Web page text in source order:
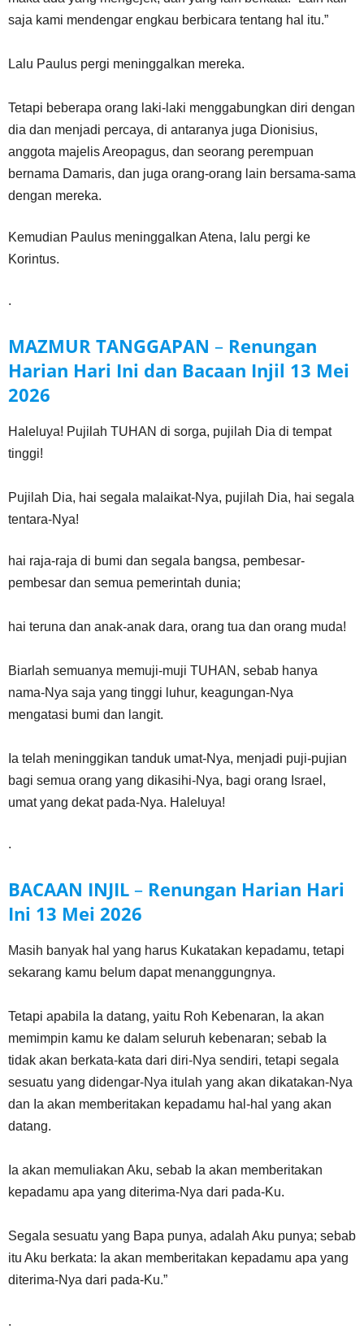
saja kami mendengar engkau berbicara tentang hal itu.”
Lalu Paulus pergi meninggalkan mereka.
Tetapi beberapa orang laki-laki menggabungkan diri dengan
dia dan menjadi percaya, di antaranya juga Dionisius,
anggota majelis Areopagus, dan seorang perempuan
bernama Damaris, dan juga orang-orang lain bersama-sama
dengan mereka.
Kemudian Paulus meninggalkan Atena, lalu pergi ke
Korintus.
.
MAZMUR TANGGAPAN – Renungan
Harian Hari Ini dan Bacaan Injil 13 Mei
2026
Haleluya! Pujilah TUHAN di sorga, pujilah Dia di tempat
tinggi!
Pujilah Dia, hai segala malaikat-Nya, pujilah Dia, hai segala
tentara-Nya!
hai raja-raja di bumi dan segala bangsa, pembesar-
pembesar dan semua pemerintah dunia;
hai teruna dan anak-anak dara, orang tua dan orang muda!
Biarlah semuanya memuji-muji TUHAN, sebab hanya
nama-Nya saja yang tinggi luhur, keagungan-Nya
mengatasi bumi dan langit.
Ia telah meninggikan tanduk umat-Nya, menjadi puji-pujian
bagi semua orang yang dikasihi-Nya, bagi orang Israel,
umat yang dekat pada-Nya. Haleluya!
.
BACAAN INJIL – Renungan Harian Hari
Ini 13 Mei 2026
Masih banyak hal yang harus Kukatakan kepadamu, tetapi
sekarang kamu belum dapat menanggungnya.
Tetapi apabila Ia datang, yaitu Roh Kebenaran, Ia akan
memimpin kamu ke dalam seluruh kebenaran; sebab Ia
tidak akan berkata-kata dari diri-Nya sendiri, tetapi segala
sesuatu yang didengar-Nya itulah yang akan dikatakan-Nya
dan Ia akan memberitakan kepadamu hal-hal yang akan
datang.
Ia akan memuliakan Aku, sebab Ia akan memberitakan
kepadamu apa yang diterima-Nya dari pada-Ku.
Segala sesuatu yang Bapa punya, adalah Aku punya; sebab
itu Aku berkata: Ia akan memberitakan kepadamu apa yang
diterima-Nya dari pada-Ku.”
.